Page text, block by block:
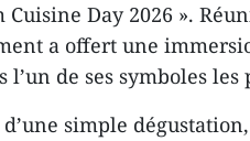
Cuisine Day 2026 ».
a offert une
l’un de ses symboles
simple